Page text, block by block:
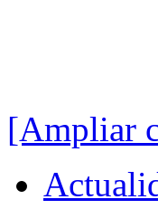
[Ampliar